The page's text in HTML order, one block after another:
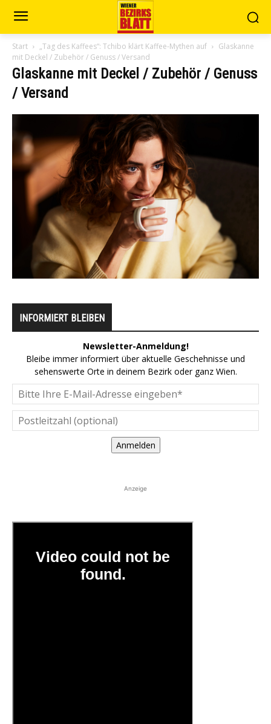
Start „Tag des Kaffees“: Tchibo klärt Kaffee-Mythen auf
Glaskanne
mit Deckel / Zubehör / Genuss / Versand
Glaskanne mit Deckel / Zubehör / Genuss
/ Versand
INFORMIERT BLEIBEN
Newsletter-Anmeldung!
Bleibe immer informiert über aktuelle Geschehnisse und
sehenswerte Orte in deinem Bezirk oder ganz Wien.
Anmelden
Anzeige